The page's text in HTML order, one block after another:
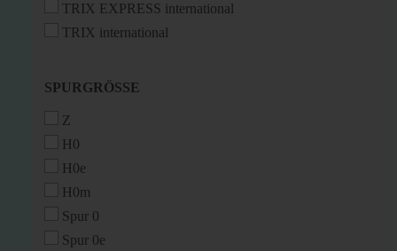
TRIX EXPRESS international
TRIX international
SPURGRÖSSE
SPURGRÖSSE
Z
H0
H0e
H0m
Spur 0
Spur 0e